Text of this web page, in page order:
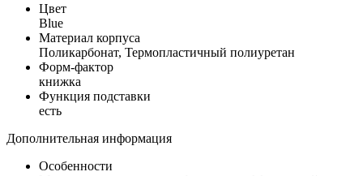
Цвет
Blue
Материал корпуса
Поликарбонат, Термопластичный полиуретан
Форм-фактор
книжка
Функция подставки
есть
Дополнительная информация
Особенности